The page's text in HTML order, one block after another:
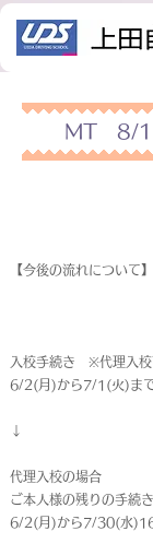
MT 8/
【今後の流れについて】
入校手続き ※代理入校
6/2(月)から7/1(火)ま
↓
代理入校の場合
ご本人様の残りの手続
6/2(月)から7/30(水)16